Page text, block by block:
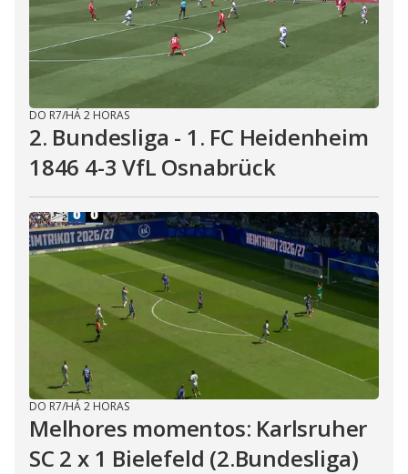
DO R7/HÁ 2 HORAS
2. Bundesliga - 1. FC Heidenheim
1846 4-3 VfL Osnabrück
DO R7/HÁ 2 HORAS
Melhores momentos: Karlsruher
SC 2 x 1 Bielefeld (2.Bundesliga)